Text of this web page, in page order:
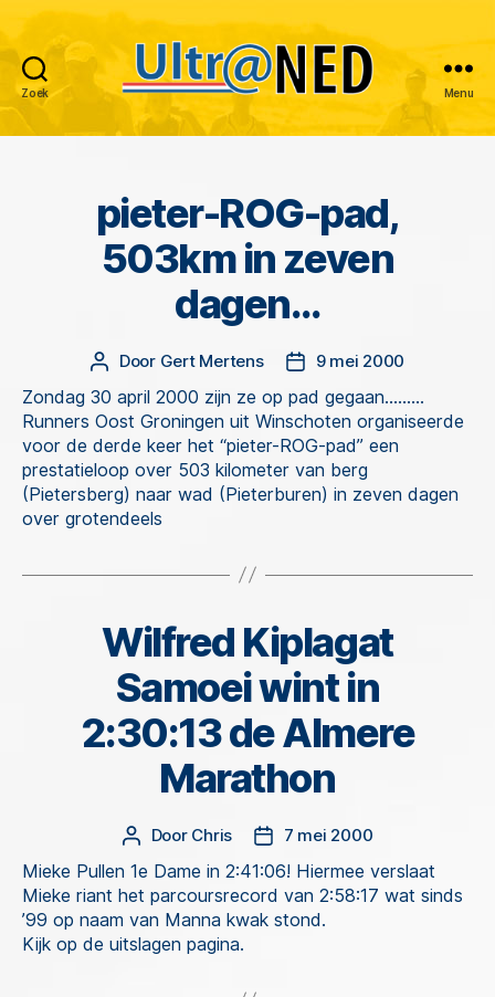
Zoek
Ultraned
Menu
Categorieën
pieter-ROG-pad,
503km in zeven
dagen…
Berichtauteur
Door Gert Mertens Berichtdatum
9 mei 2000
Zondag 30 april 2000 zijn ze op pad gegaan………
Runners Oost Groningen uit Winschoten organiseerde
voor de derde keer het “pieter-ROG-pad” een
prestatieloop over 503 kilometer van berg
(Pietersberg) naar wad (Pieterburen) in zeven dagen
over grotendeels
Categorieën
Wilfred Kiplagat
Samoei wint in
2:30:13 de Almere
Marathon
Berichtauteur
Door Chris Berichtdatum
7 mei 2000
Mieke Pullen 1e Dame in 2:41:06! Hiermee verslaat
Mieke riant het parcoursrecord van 2:58:17 wat sinds
’99 op naam van Manna kwak stond.
Kijk op de uitslagen pagina.